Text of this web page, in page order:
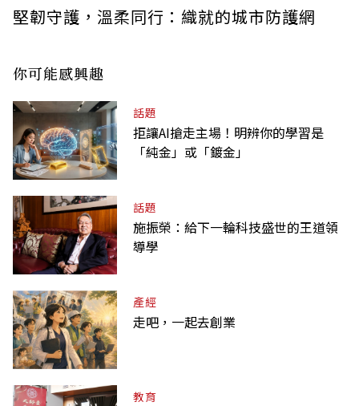
堅韌守護，溫柔同行：織就的城市防護網
你可能感興趣
話題
拒讓AI搶走主場！明辨你的學習是
「純金」或「鍍金」
話題
施振榮：給下一輪科技盛世的王道領
導學
產經
走吧，一起去創業
教育